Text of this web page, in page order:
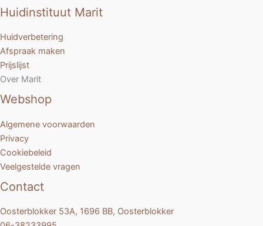
Huidinstituut Marit
Huidverbetering
Afspraak maken
Prijslijst
Over Marit
Webshop
Algemene voorwaarden
Privacy
Cookiebeleid
Veelgestelde vragen
Contact
Oosterblokker 53A, 1696 BB, Oosterblokker